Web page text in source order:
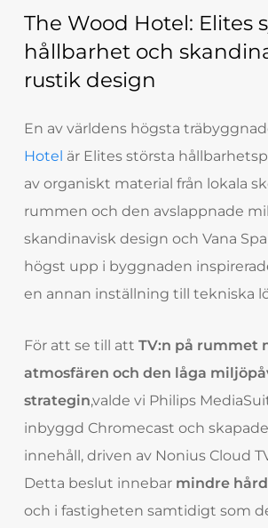
The Wood Hotel: Elites
hållbarhet och
rustik design
En av världens högsta
Hotel är Elites största
av organiskt material från lokala
rummen och den avslappnade
skandinavisk design och Vana
högst upp i byggnaden
en annan inställning till tekniska
För att se till att TV:n på rummet
atmosfären och den låga
strategin,valde vi Philips
inbyggd Chromecast och
innehåll, driven av Nonius Cloud
Detta beslut innebar mindre
och i fastigheten samtidigt som